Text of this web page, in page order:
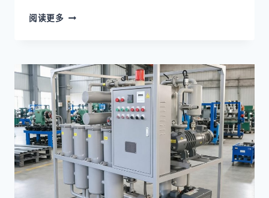
阅读更多
滤
油
机
强
制
认
实
战:4
体